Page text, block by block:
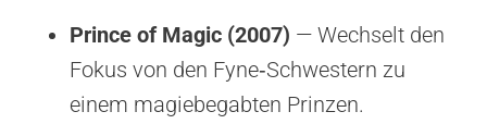
Prince of Magic (2007) — Wechselt den
Fokus von den Fyne‑Schwestern zu
einem magiebegabten Prinzen.